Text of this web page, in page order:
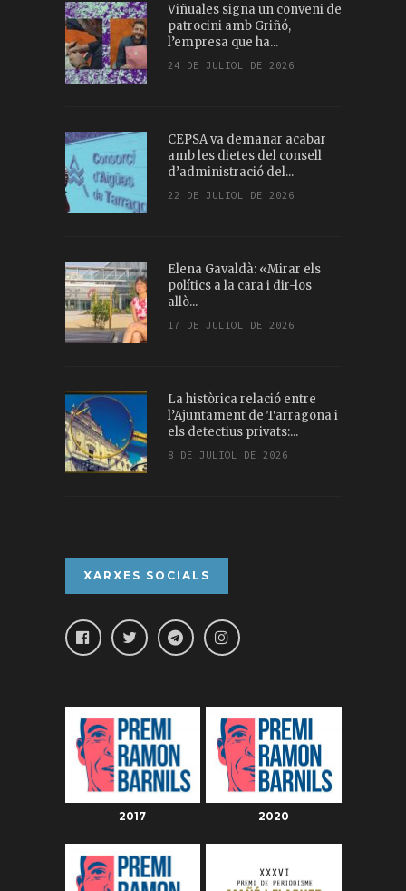
Viñuales signa un conveni de
patrocini amb Griñó,
l’empresa que ha...
24 DE JULIOL DE 2026
CEPSA va demanar acabar
amb les dietes del consell
d’administració del...
22 DE JULIOL DE 2026
Elena Gavaldà: «Mirar els
polítics a la cara i dir-los
allò...
17 DE JULIOL DE 2026
La històrica relació entre
l’Ajuntament de Tarragona i
els detectius privats:...
8 DE JULIOL DE 2026
XARXES SOCIALS
2017 2020